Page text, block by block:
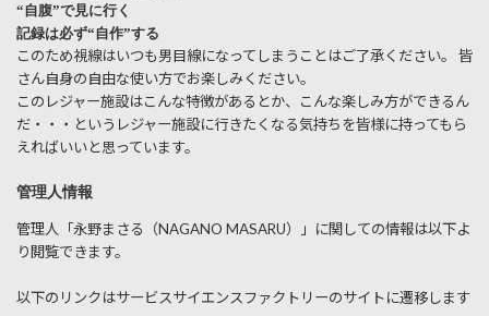
“自腹”で見に行く
記録は必ず“自作”する
このため視線はいつも男目線になってしまうことはご了承ください。 皆
さん自身の自由な使い方でお楽しみください。
このレジャー施設はこんな特徴があるとか、こんな楽しみ方ができるん
だ・・・というレジャー施設に行きたくなる気持ちを皆様に持ってもら
えればいいと思っています。
管理人情報
管理人「永野まさる（NAGANO MASARU）」に関しての情報は以下よ
り閲覧できます。
以下のリンクはサービスサイエンスファクトリーのサイトに遷移します